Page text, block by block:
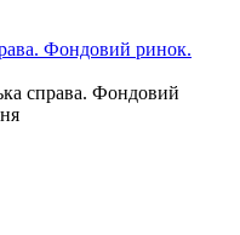
Фондовий ринок.
справа. Фондовий